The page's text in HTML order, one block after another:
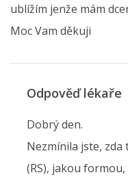
ublížím jenže mám
Moc Vam děkuji
Odpověď lékaře
Dobrý den.
Nezmínila jste,
(RS), jakou